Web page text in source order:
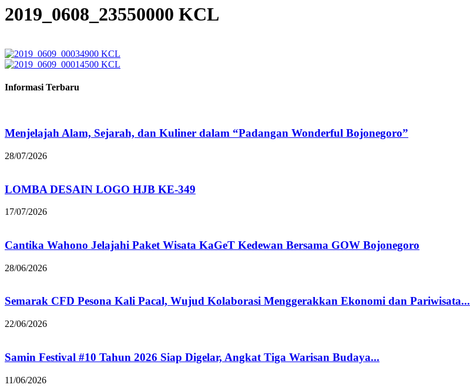
2019_0608_23550000 KCL
Informasi Terbaru
Menjelajah Alam, Sejarah, dan Kuliner dalam “Padangan Wonderful Bojonegoro”
28/07/2026
LOMBA DESAIN LOGO HJB KE-349
17/07/2026
Cantika Wahono Jelajahi Paket Wisata KaGeT Kedewan Bersama GOW Bojonegoro
28/06/2026
Semarak CFD Pesona Kali Pacal, Wujud Kolaborasi Menggerakkan Ekonomi dan Pariwisata...
22/06/2026
Samin Festival #10 Tahun 2026 Siap Digelar, Angkat Tiga Warisan Budaya...
11/06/2026